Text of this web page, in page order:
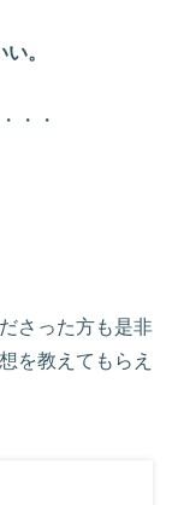
。
・・
さった方も是非
を教えてもらえ